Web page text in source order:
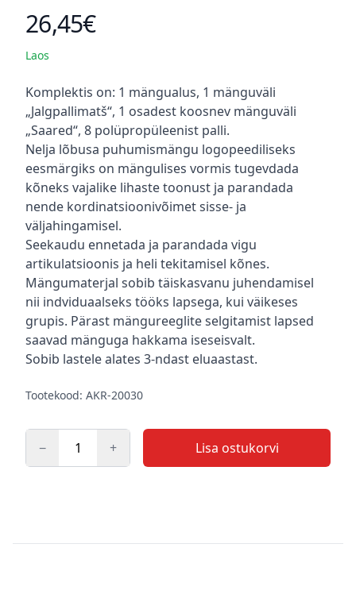
Toote hind
26,45€
Laos
Kirjeldus
Komplektis on: 1 mängualus, 1 mänguväli
„Jalgpallimatš“, 1 osadest koosnev mänguväli
„Saared“, 8 polüpropüleenist palli.
Nelja lõbusa puhumismängu logopeediliseks
eesmärgiks on mängulises vormis tugevdada
kõneks vajalike lihaste toonust ja parandada
nende kordinatsioonivõimet sisse- ja
väljahingamisel.
Seekaudu ennetada ja parandada vigu
artikulatsioonis ja heli tekitamisel kõnes.
Mängumaterjal sobib täiskasvanu juhendamisel
nii indviduaalseks tööks lapsega, kui väikeses
grupis. Pärast mängureeglite selgitamist lapsed
saavad mänguga hakkama iseseisvalt.
Sobib lastele alates 3-ndast eluaastast.
Tootekood: AKR-20030
− + Lisa ostukorvi